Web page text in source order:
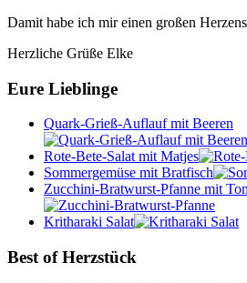
Damit habe ich mir einen großen
Herzliche Grüße Elke
Eure Lieblinge
Quark-Grieß-Auflauf mit Beeren
Rote-Bete-Salat mit Matjes
Sommergemüse mit Bratfisch
Zucchini-Bratwurst-Pfanne mit
Kritharaki Salat
Best of Herzstück